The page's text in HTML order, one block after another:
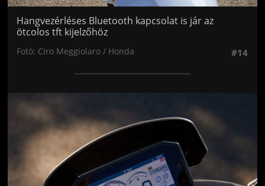
Hangvezérléses Bluetooth kapcsolat is jár az
ötcolos tft kijelzőhöz
Fotó: Ciro Meggiolaro / Honda #14